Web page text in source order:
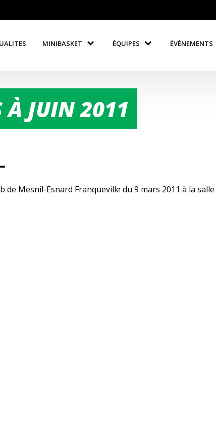
MINIBASKET ÉQUIPES ÉVÉNEMENTS
À JUIN 2011
Mesnil-Esnard Franqueville du 9 mars 2011 à la